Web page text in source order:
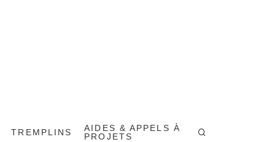
TREMPLINS
AIDES & APPELS À
PROJETS